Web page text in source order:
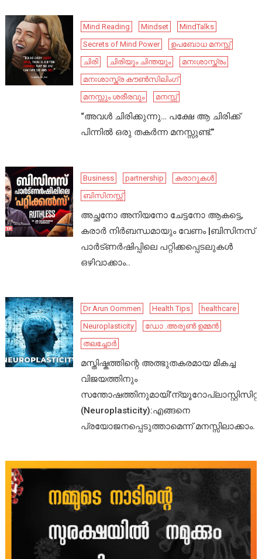
Mind Reading Mindset
MindTalks
Secrets of Mind Power
ഉപബോധ മനസ്സ്
ചിരി
ചിരിയും ചിന്തയും
മനഃശാസ്ത്രം
മനഃശാസ്ത്ര കൗൺസിലിംഗ്
മനസ്സും ശരീരവും
മനസ്സ്
“അവൾ ചിരിക്കുന്നു… പക്ഷേ ആ ചിരിക്ക്
പിന്നിൽ ഒരു തകർന്ന മനസ്സുണ്ട്.”
Business partnership
കരാറുകൾ
ബിസിനസ്സ്
അച്ഛനോ അനിയനോ ചേട്ടനോ ആകട്ടെ,
കരാർ നിർബന്ധമായും വേണം |ബിസിനസ്
പാർട്ണർഷിപ്പിലെ പറ്റിക്കപ്പെടലുകൾ
ഒഴിവാക്കാം..
Dr Arun Oommen Health Tips
healthcare
Neuroplasticity
ഡോ .അരുൺ ഉമ്മൻ
തലച്ചോർ
മസ്തിഷ്കത്തിന്റെ അത്ഭുതകരമായ മികച്ച
വിജയത്തിനും
സന്തോഷത്തിനുമായി’ന്യൂറോപ്ലാസ്റ്റിസിറ്റി’
(Neuroplasticity):എങ്ങനെ
പ്രയോജനപ്പെടുത്താമെന്ന് മനസ്സിലാക്കാം.